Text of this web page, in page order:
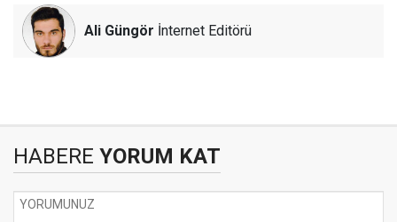
Ali Güngör İnternet Editörü
HABERE YORUM KAT